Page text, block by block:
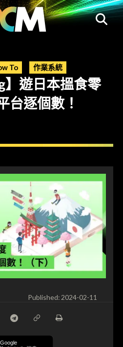
To 作業系統
】遊日本搵食零
台逐個數！
Published: 2024-02-11